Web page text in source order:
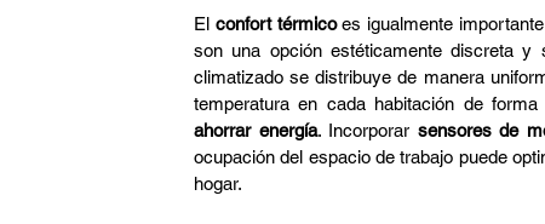
El confort térmico es igualmente
son una opción estéticamente discreta
climatizado se distribuye de manera
ahorrar energía. Incorporar sensores de
ocupación del espacio de trabajo puede
hogar.